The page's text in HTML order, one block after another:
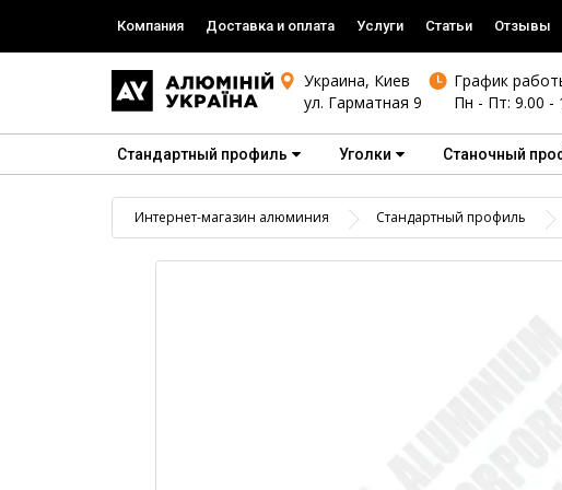
Компания Доставка и оплата Услуги Статьи Отзывы
Украина, Киев
ул. Гарматная 9
График
Пн - Пт: 9.00 -
Стандартный профиль Уголки Станочный
Интернет-магазин алюминия Стандартный профиль